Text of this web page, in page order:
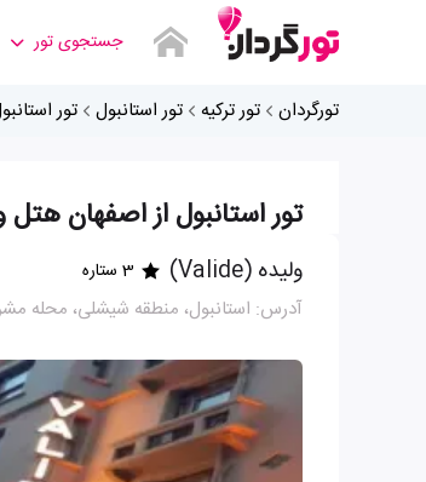
جستجوی تور
تورگردان تور ترکیه تور استانبول تور
تور استانبول از اصفهان هتل
ولیده (Valide) 3 ستاره
آدرس: استانبول، منطقه شیشلی، محله